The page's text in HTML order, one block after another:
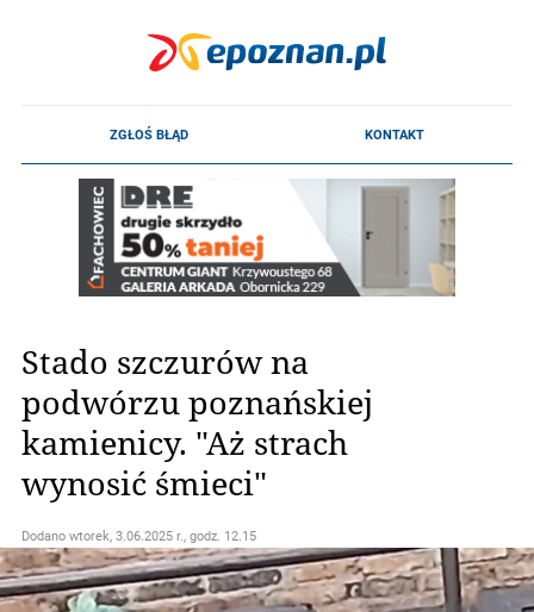
Stado szczurów na
podwórzu poznańskiej
kamienicy. "Aż strach
wynosić śmieci"
Dodano wtorek, 3.06.2025 r., godz. 12.15